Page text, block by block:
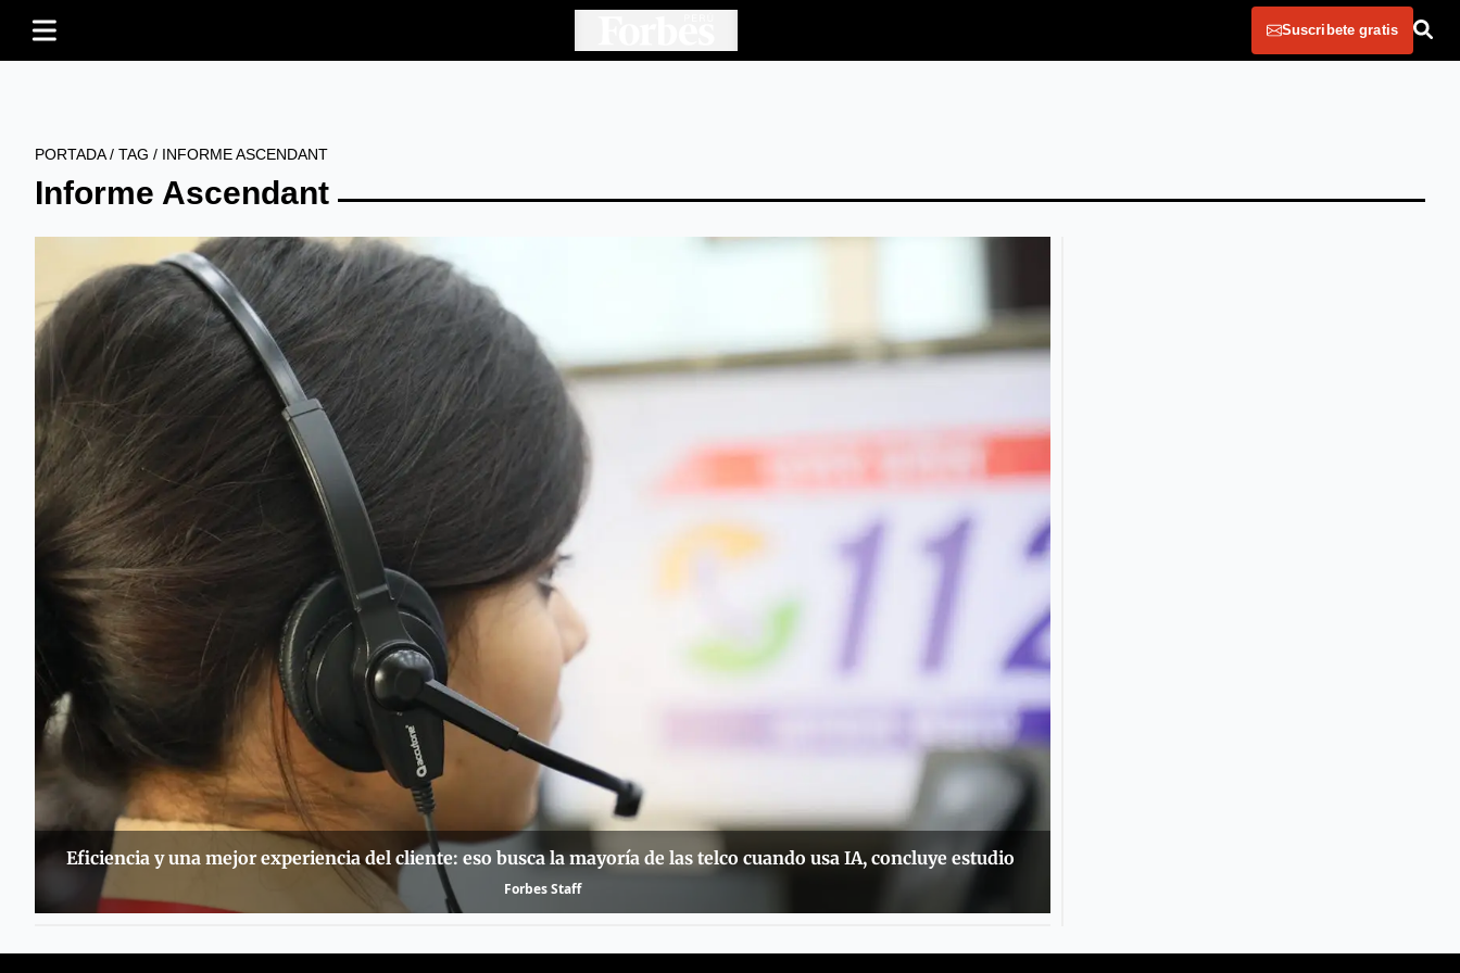
Suscribete gratis
PORTADA/ TAG / INFORME ASCENDANT
Informe Ascendant
Eficiencia y una mejor experiencia del cliente: eso busca la mayoría de las telco cuando usa IA, concluye estudio
Forbes Staff